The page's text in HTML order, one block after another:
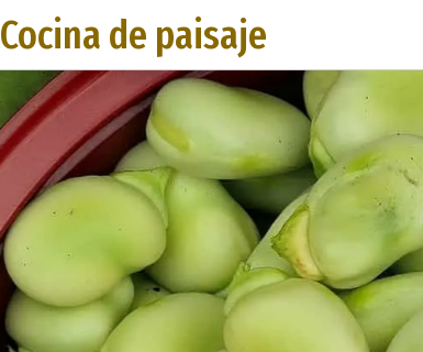
Cocina de paisaje